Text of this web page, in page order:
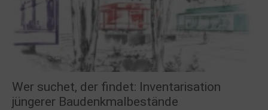
Wer suchet, der findet: Inventarisation
jüngerer Baudenkmalbestände